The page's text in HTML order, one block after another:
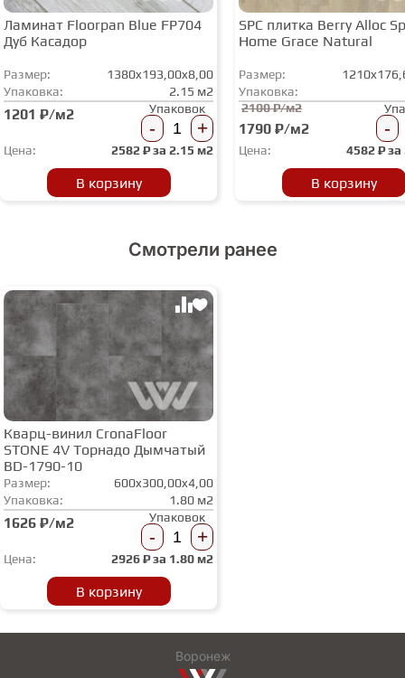
Ламинат Floorpan Blue FP704
Дуб Касадор
Размер:
1380x193,00x8,00
Упаковка:
2.15 м2
1201 ₽/м2 Упаковок
- +
Цена: 2582₽ за 2.15 м2
В корзину
SPC плитка Berry Alloc
Home Grace Natural
Размер:
Упаковка:
2100 ₽/м2
1790 ₽/м2 -
Цена: 4582₽ за
В корзину
Смотрели ранее
Кварц-винил CronaFloor
STONE 4V Торнадо Дымчатый
BD-1790-10
Размер:
600x300,00x4,00
Упаковка:
1.80 м2
1626 ₽/м2 Упаковок
- +
Цена: 2926₽ за 1.80 м2
В корзину
Воронеж